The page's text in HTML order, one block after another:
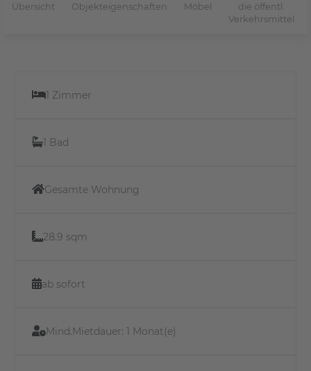
Übersicht Objekteigenschaften Möbel
die öffentl.
Verkehrsmittel
1 Zimmer
1 Bad
Gesamte Wohnung
28.9 sqm
ab sofort
Mind.Mietdauer: 1 Monat(e)